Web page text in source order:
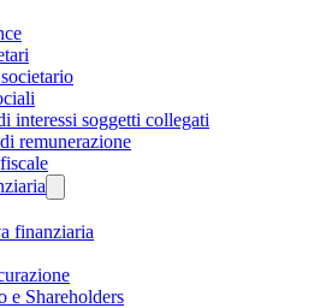
interessi soggetti collegati
remunerazione
finanziaria
e Shareholders